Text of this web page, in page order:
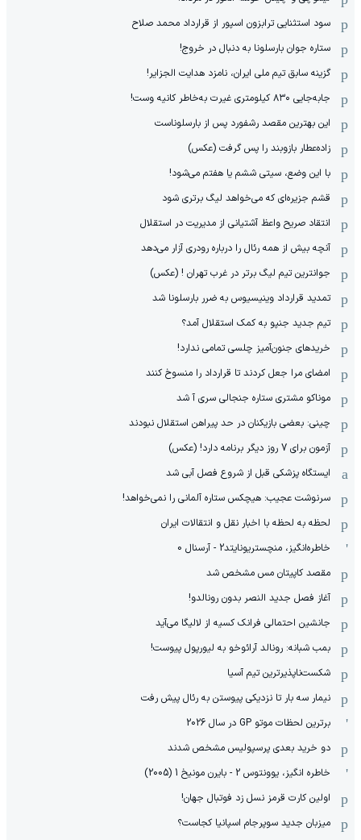
سود استثنایی ترابزون اسپور از قرارداد محمد صلاح
ستاره جوان بارسلونا به دنبال در خروج!
گزینه سابق تیم ملی ایران، نامزد هدایت الجزایر!
جابه‌جایی ۸۳۰ کیلومتری غیرت به‌خاطر کانیه وست!
این بهترین مقصد رشفورد پس از بارسلوناست
زاده‌عطار بازوبند را پس گرفت (عکس)
با این وضع، سیتی ششم یا هفتم می‌شود!
قشم جزیره‌ای که می‌خواهد لیگ برتری شود
انتقاد صریح واعظ آشتیانی از مدیریت در استقلال
آنچه بیش از همه رئال را درباره رودری آزار می‌دهد
جوانترین تیم لیگ برتر در غرب تهران ! (عکس)
تمدید قرارداد وینیسیوس به ضرر بارسلونا شد
تیم جدید جنپو به کمک استقلال آمد؟
خریدهای جنون‌آمیز چلسی تمامی ندارد!
امضای مرا جعل کردند تا قرارداد را منسوخ کنند
موناکو مشتری ستاره جنجالی سری آ شد
چینی: بعضی بازیکنان در حد پیراهن استقلال نبودند
آزمون برای 7 روز دیگر برنامه دارد! (عکس)
ایستگاه پزشکی قبل از شروع فصل آبی شد
سرنوشت عجیب: هیچکس ستاره آلمانی را نمی‌خواهد!
لحظه به لحظه با اخبار نقل و انتقالات ایران
خاطره‌انگیز، منچستریونایتد2 - آرسنال 0
مقصد کاپیتان مس مشخص شد
آغاز فصل جدید النصر بدون رونالدو!
جانشین احتمالی فرانک کسیه از لالیگا می‌آید
بمب شبانه: رونالد آرائوخو به لیورپول پیوست!
شکست‌ناپذیرترین تیم آسیا
نیمار سه بار تا نزدیکی پیوستن به رئال پیش رفت
برترین لحظات موتو GP در سال 2026
دو خرید بعدی پرسپولیس مشخص شدند
خاطره انگیز، یوونتوس 2 - بایرن مونیخ 1 (2005)
اولین کارت قرمز نسل زد فوتبال جهان!
میزبان جدید سوپرجام اسپانیا کجاست؟